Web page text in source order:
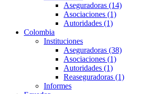
Aseguradoras (14)
Asociaciones (1)
Autoridades (1)
Colombia
Instituciones
Aseguradoras (38)
Asociaciones (1)
Autoridades (1)
Reaseguradoras (1)
Informes